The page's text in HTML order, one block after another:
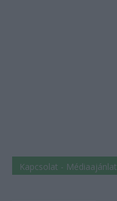
Kapcsolat - Médiaajánlat